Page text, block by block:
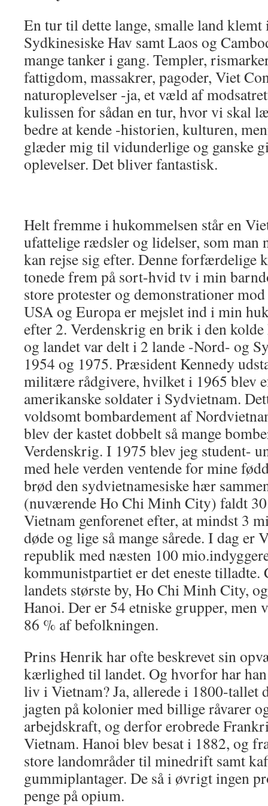
En tur til dette lange, smalle land klemt
Sydkinesiske Hav samt Laos og
mange tanker i gang. Templer,
fattigdom, massakrer, pagoder, Viet
naturoplevelser -ja, et væld af
kulissen for sådan en tur, hvor vi skal
bedre at kende -historien, kulturen,
glæder mig til vidunderlige og ganske
oplevelser. Det bliver fantastisk.
Helt fremme i hukommelsen står en
ufattelige rædsler og lidelser, som man
kan rejse sig efter. Denne forfærdelige
tonede frem på sort-hvid tv i min
store protester og demonstrationer
USA og Europa er mejslet ind i min
efter 2. Verdenskrig en brik i den
og landet var delt i 2 lande -Nord- og
1954 og 1975. Præsident Kennedy
militære rådgivere, hvilket i 1965 blev
amerikanske soldater i Sydvietnam.
voldsomt bombardement af
blev der kastet dobbelt så mange
Verdenskrig. I 1975 blev jeg student-
med hele verden ventende for mine
brød den sydvietnamesiske hær
(nuværende Ho Chi Minh City) faldt
Vietnam genforenet efter, at mindst 3
døde og lige så mange sårede. I dag er
republik med næsten 100
kommunistpartiet er det eneste
landets største by, Ho Chi Minh City,
Hanoi. Der er 54 etniske grupper, men
86 % af befolkningen.
Prins Henrik har ofte beskrevet sin
kærlighed til landet. Og hvorfor har
liv i Vietnam? Ja, allerede i 1800-tallet
jagten på kolonier med billige råvarer
arbejdskraft, og derfor erobrede
Vietnam. Hanoi blev besat i 1882, og
store landområder til minedrift samt
gummiplantager. De så i øvrigt ingen
penge på opium.